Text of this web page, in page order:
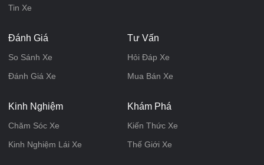
Tin Xe
Đánh Giá
So Sánh Xe
Đánh Giá Xe
Tư Vấn
Hỏi Đáp Xe
Mua Bán Xe
Kinh Nghiệm
Chăm Sóc Xe
Kinh Nghiệm Lái Xe
Khám Phá
Kiến Thức Xe
Thế Giới Xe